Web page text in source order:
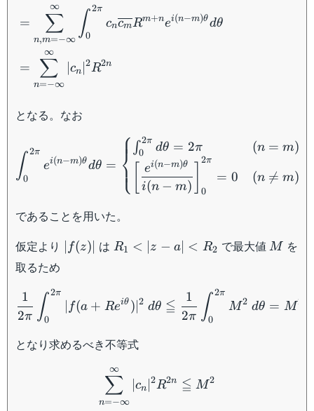
=
n,m=−∞
∑
∞
∫0
2π
cncmRm+nei(n−m)θdθ
=
n=−∞
∑
∞
∣cn ∣2R2n
となる。なお
∫0
2π
ei(n−m)θdθ = ⎩
⎨⎧ ∫0
2π
dθ = 2π
i(n − m)
ei(n−m)θ
0
2π
= 0
(n = m)
(n 
= m)
であることを用いた。
仮定より |f(z)|
f(z) は R_1
R_2
R1 < z − a∣ < R2 で最大値M
M を
取るため
\dfrac{1}{2\pi}
2π
1 ∫0
2π
f(a + Reiθ ) 2 dθ ≦ 2π
1 ∫0
2π
M2 dθ = M2
となり求めるべき不等式
n=−∞
∑
∞
∣cn ∣2R2n ≦ M2